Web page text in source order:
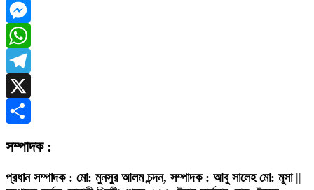
Facebook
Messenger
WhatsApp
Telegram
X
সম্পাদক :
প্রধান সম্পাদক : মো: মুনসুর আলম চন্দন, সম্পাদক : আবু সালেহ মো: মূসা||